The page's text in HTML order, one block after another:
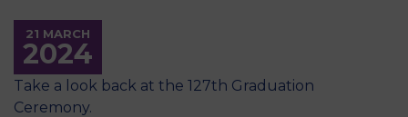
21 MARCH
2024
Take a look back at the 127th Graduation
Ceremony.